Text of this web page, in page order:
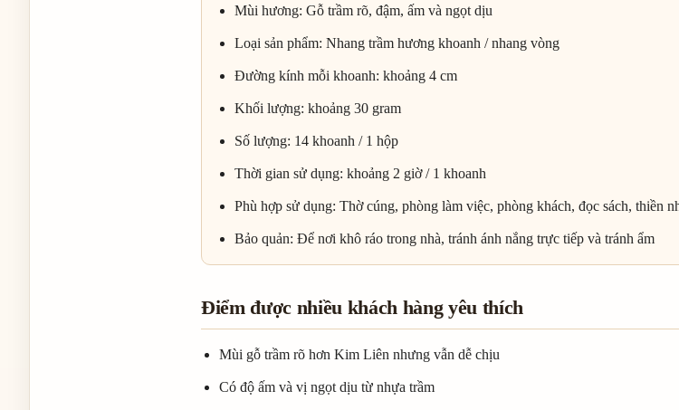
Mùi hương: Gỗ trầm rõ, đậm, ấm và ngọt dịu
Loại sản phẩm: Nhang trầm hương khoanh / nhang vòng
Đường kính mỗi khoanh: khoảng 4 cm
Khối lượng: khoảng 30 gram
Số lượng: 14 khoanh / 1 hộp
Thời gian sử dụng: khoảng 2 giờ / 1 khoanh
Phù hợp sử dụng: Thờ cúng, phòng làm việc, phòng khách, đọc sách, thiền
Bảo quản: Để nơi khô ráo trong nhà, tránh ánh nắng trực tiếp và tránh ẩm
Điểm được nhiều khách hàng yêu thích
Mùi gỗ trầm rõ hơn Kim Liên nhưng vẫn dễ chịu
Có độ ấm và vị ngọt dịu từ nhựa trầm